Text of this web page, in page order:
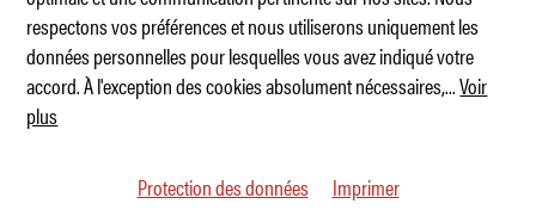
Les voitures de… Hugh Hefner
respectons vos préférences et nous utiliserons uniquement les
données personnelles pour lesquelles vous avez indiqué votre
accord. À l'exception des cookies absolument nécessaires,...Voir
plus
Protection des données Imprimer